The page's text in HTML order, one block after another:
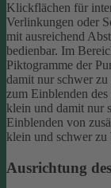
Klickflächen für
Verlinkungen oder
mit ausreichend
bedienbar. Im
Piktogramme der
damit nur schwer zu
zum Einblenden
klein und damit nur
Einblenden von
klein und schwer zu
Ausrichtung